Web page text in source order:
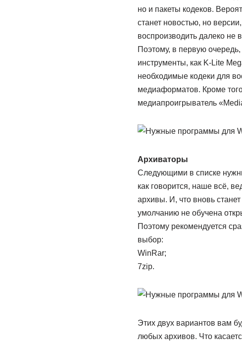
но и пакеты кодеков.
станет новостью, но
воспроизводить далеко
Поэтому, в первую
инструменты, как K-Lite
необходимые кодеки для
медиаформатов. Кроме
медиапроигрыватель
Архиваторы
Следующими в списке
как говорится, наше всё,
архивы. И, что вновь
умолчанию не обучена
Поэтому рекомендуется
выбор:
WinRar;
7zip.
Этих двух вариантов вам
любых архивов. Что